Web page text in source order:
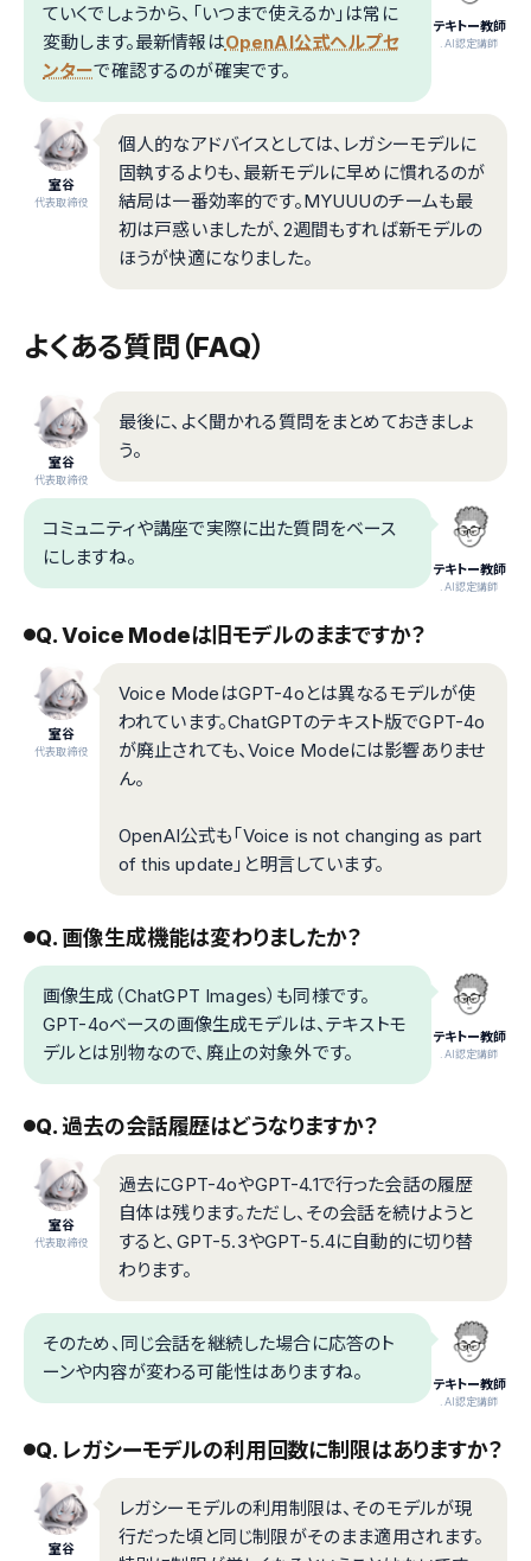
テキトー教師
.AI認定講師
ていくでしょうから、「いつまで使えるか」は常に
変動します。最新情報はOpenAI公式ヘルプセ
ンターで確認するのが確実です。
室谷
代表取締役
個人的なアドバイスとしては、レガシーモデルに
固執するよりも、最新モデルに早めに慣れるのが
結局は一番効率的です。MYUUUのチームも最
初は戸惑いましたが、2週間もすれば新モデルの
ほうが快適になりました。
よくある質問（FAQ）
室谷
代表取締役
最後に、よく聞かれる質問をまとめておきましょ
う。
テキトー教師
.AI認定講師
コミュニティや講座で実際に出た質問をベース
にしますね。
Q. Voice Modeは旧モデルのままですか？
室谷
代表取締役
Voice ModeはGPT-4oとは異なるモデルが使
われています。ChatGPTのテキスト版でGPT-4o
が廃止されても、Voice Modeには影響ありませ
ん。
OpenAI公式も「Voice is not changing as part
of this update」と明言しています。
Q. 画像生成機能は変わりましたか？
テキトー教師
.AI認定講師
画像生成（ChatGPT Images）も同様です。
GPT-4oベースの画像生成モデルは、テキストモ
デルとは別物なので、廃止の対象外です。
Q. 過去の会話履歴はどうなりますか？
室谷
代表取締役
過去にGPT-4oやGPT-4.1で行った会話の履歴
自体は残ります。ただし、その会話を続けようと
すると、GPT-5.3やGPT-5.4に自動的に切り替
わります。
テキトー教師
.AI認定講師
そのため、同じ会話を継続した場合に応答のト
ーンや内容が変わる可能性はありますね。
Q. レガシーモデルの利用回数に制限はありますか？
室谷
レガシーモデルの利用制限は、そのモデルが現
行だった頃と同じ制限がそのまま適用されます。